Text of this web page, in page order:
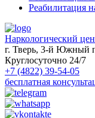
Реабилитация
Наркологический
г. Тверь, 3-й Южный
Круглосуточно 24/7
+7 (4822) 39-54-05
бесплатная